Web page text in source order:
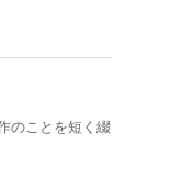
のことを短く綴